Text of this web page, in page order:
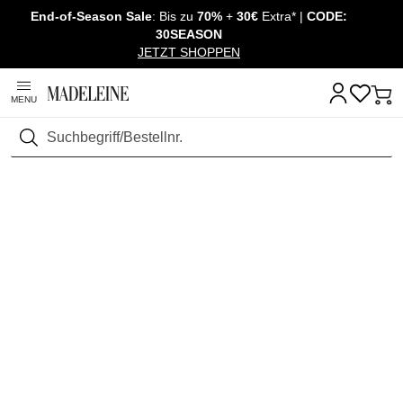
Überspringe Navigation, direkt zum Content
End-of-Season Sale: Bis zu 70% + 30€ Extra* | CODE:
30SEASON
JETZT SHOPPEN
MENU
Suchen